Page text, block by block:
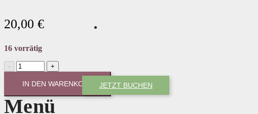
JETZT BUCHEN
20,00 €
16 vorrätig
LOVELY
YOGA
15.12.25
|
IN DEN WARENKORB
Menü